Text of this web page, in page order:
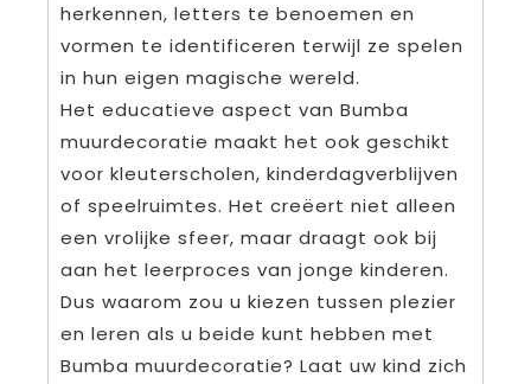
herkennen, letters te benoemen en
vormen te identificeren terwijl ze spelen
in hun eigen magische wereld.
Het educatieve aspect van Bumba
muurdecoratie maakt het ook geschikt
voor kleuterscholen, kinderdagverblijven
of speelruimtes. Het creëert niet alleen
een vrolijke sfeer, maar draagt ook bij
aan het leerproces van jonge kinderen.
Dus waarom zou u kiezen tussen plezier
en leren als u beide kunt hebben met
Bumba muurdecoratie? Laat uw kind zich